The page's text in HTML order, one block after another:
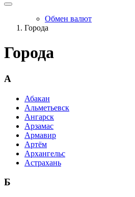
Обмен валют
Города
Города
А
Абакан
Альметьевск
Ангарск
Арзамас
Армавир
Артём
Архангельс
Астрахань
Б